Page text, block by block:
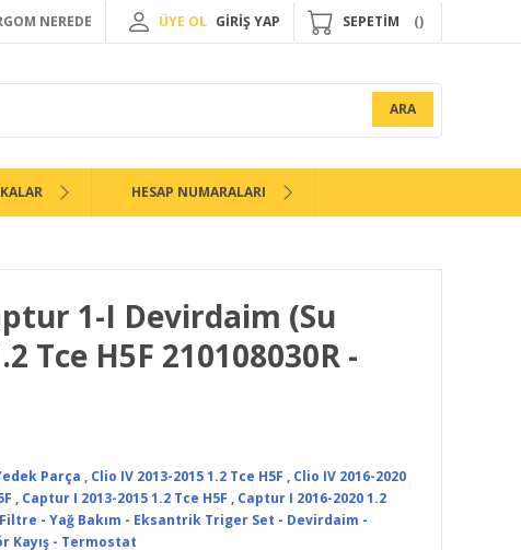
NEREDE ÜYE OL GİRİŞ YAP SEPETİM
ARA
HESAP NUMARALARI
1-I Devirdaim (Su
Tce H5F 210108030R -
Parça , Clio IV 2013-2015 1.2 Tce H5F , Clio IV 2016-2020
, Captur I 2013-2015 1.2 Tce H5F , Captur I 2016-2020 1.2
Filtre - Yağ Bakım - Eksantrik Triger Set - Devirdaim -
Kayış - Termostat